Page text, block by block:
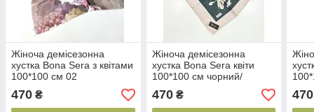
Жіноча демісезонна
хустка Bona Sera з квітами
100*100 см 02
470 ₴
Жіноча демісезонна
хустка Bona Sera квіти
100*100 см чорний/
бежевий 70
470₴ 470